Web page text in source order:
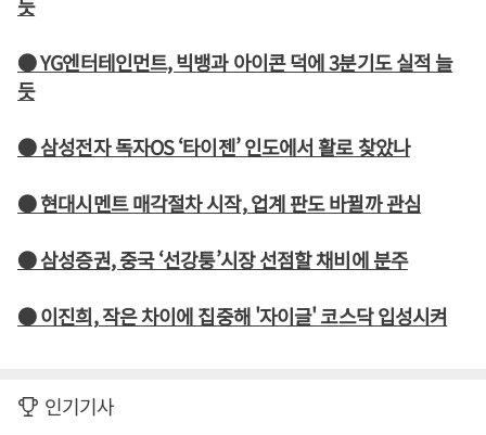
● YG엔터테인먼트, 빅뱅과 아이콘 덕에 3분기도 실적 늘
듯
● 삼성전자 독자OS ‘타이젠’ 인도에서 활로 찾았나
● 현대시멘트 매각절차 시작, 업계 판도 바뀔까 관심
● 삼성증권, 중국 ‘선강퉁’시장 선점할 채비에 분주
● 이진희, 작은 차이에 집중해 '자이글' 코스닥 입성시켜
인기기사